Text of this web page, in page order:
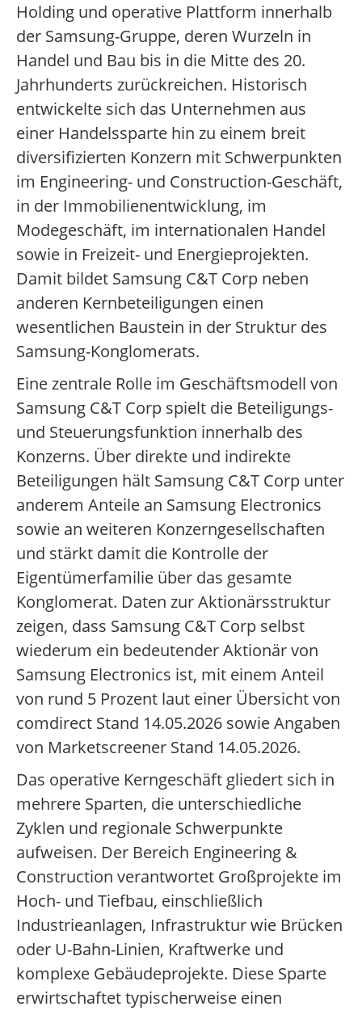
Holding und operative Plattform innerhalb
der Samsung-Gruppe, deren Wurzeln in
Handel und Bau bis in die Mitte des 20.
Jahrhunderts zurückreichen. Historisch
entwickelte sich das Unternehmen aus
einer Handelssparte hin zu einem breit
diversifizierten Konzern mit Schwerpunkten
im Engineering- und Construction-Geschäft,
in der Immobilienentwicklung, im
Modegeschäft, im internationalen Handel
sowie in Freizeit- und Energieprojekten.
Damit bildet Samsung C&T Corp neben
anderen Kernbeteiligungen einen
wesentlichen Baustein in der Struktur des
Samsung-Konglomerats.
Eine zentrale Rolle im Geschäftsmodell von
Samsung C&T Corp spielt die Beteiligungs-
und Steuerungsfunktion innerhalb des
Konzerns. Über direkte und indirekte
Beteiligungen hält Samsung C&T Corp unter
anderem Anteile an Samsung Electronics
sowie an weiteren Konzerngesellschaften
und stärkt damit die Kontrolle der
Eigentümerfamilie über das gesamte
Konglomerat. Daten zur Aktionärsstruktur
zeigen, dass Samsung C&T Corp selbst
wiederum ein bedeutender Aktionär von
Samsung Electronics ist, mit einem Anteil
von rund 5 Prozent laut einer Übersicht von
comdirect Stand 14.05.2026 sowie Angaben
von Marketscreener Stand 14.05.2026.
Das operative Kerngeschäft gliedert sich in
mehrere Sparten, die unterschiedliche
Zyklen und regionale Schwerpunkte
aufweisen. Der Bereich Engineering &
Construction verantwortet Großprojekte im
Hoch- und Tiefbau, einschließlich
Industrieanlagen, Infrastruktur wie Brücken
oder U-Bahn-Linien, Kraftwerke und
komplexe Gebäudeprojekte. Diese Sparte
erwirtschaftet typischerweise einen